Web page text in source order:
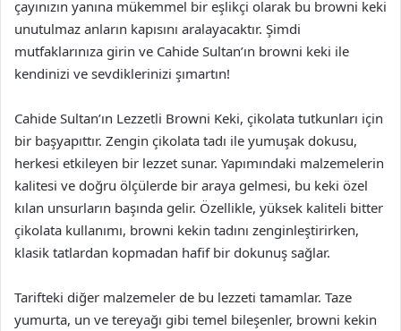
çayınızın yanına mükemmel bir eşlikçi olarak bu browni keki
unutulmaz anların kapısını aralayacaktır. Şimdi
mutfaklarınıza girin ve Cahide Sultan’ın browni keki ile
kendinizi ve sevdiklerinizi şımartın!
Cahide Sultan’ın Lezzetli Browni Keki, çikolata tutkunları için
bir başyapıttır. Zengin çikolata tadı ile yumuşak dokusu,
herkesi etkileyen bir lezzet sunar. Yapımındaki malzemelerin
kalitesi ve doğru ölçülerde bir araya gelmesi, bu keki özel
kılan unsurların başında gelir. Özellikle, yüksek kaliteli bitter
çikolata kullanımı, browni kekin tadını zenginleştirirken,
klasik tatlardan kopmadan hafif bir dokunuş sağlar.
Tarifteki diğer malzemeler de bu lezzeti tamamlar. Taze
yumurta, un ve tereyağı gibi temel bileşenler, browni kekin